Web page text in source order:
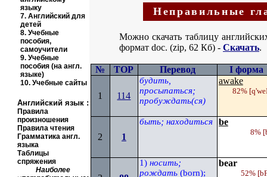
языку
7. Английский для
детей
8. Учебные
пособия,
самоучители
9. Учебные
пособия (на англ.
языке)
10. Учебные сайты
Неправильные
Можно скачать таблицу
формат doc. (zip, 62 Кб) - Скачать.
№ TOP Перевод Iформа
1 114
будить,
просыпаться;
пробуждать(ся)
awake
82%
2 1
быть; находиться be
8%
1) носить;
рождать(born);
bear
52% [
Английский язык :
Правила
произношения
Правила чтения
Грамматика англ.
языка
Таблицы
спряжения
Наиболее